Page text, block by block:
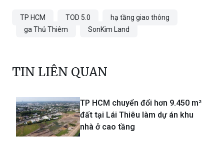
TP HCM TOD 5.0
hạ tầng giao thông
ga Thủ Thiêm
SonKim Land
TIN LIÊN QUAN
TP HCM chuyển đổi hơn 9.450 m²
đất tại Lái Thiêu làm dự án khu
nhà ở cao tầng